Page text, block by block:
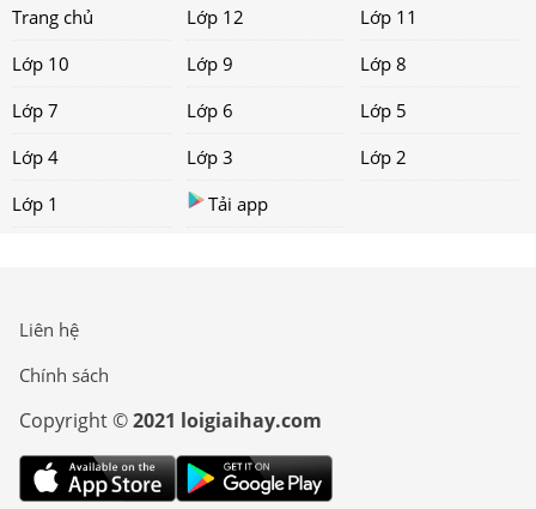
Trang chủ Lớp 12
Lớp 11
Lớp 10
Lớp 9
Lớp 8
Lớp 7
Lớp 6
Lớp 5
Lớp 4
Lớp 3
Lớp 2
Lớp 1
Tải app
Liên hệ
Chính sách
Copyright ©2021 loigiaihay.com